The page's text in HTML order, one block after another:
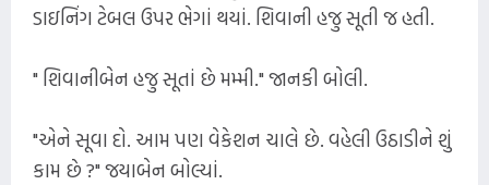
ડાઇનિંગ ટેબલ ઉપર ભેગાં થયાં. શિવાની હજુ સૂતી જ હતી.
" શિવાનીબેન હજુ સૂતાં છે મમ્મી." જાનકી બોલી.
"એને સૂવા દો. આમ પણ વેકેશન ચાલે છે. વહેલી ઉઠાડીને શું
કામ છે ?" જયાબેન બોલ્યાં.